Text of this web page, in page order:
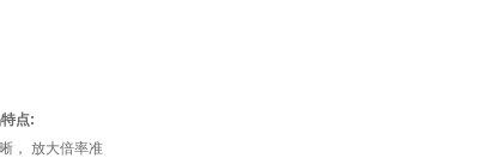
点:
， 放大倍率准